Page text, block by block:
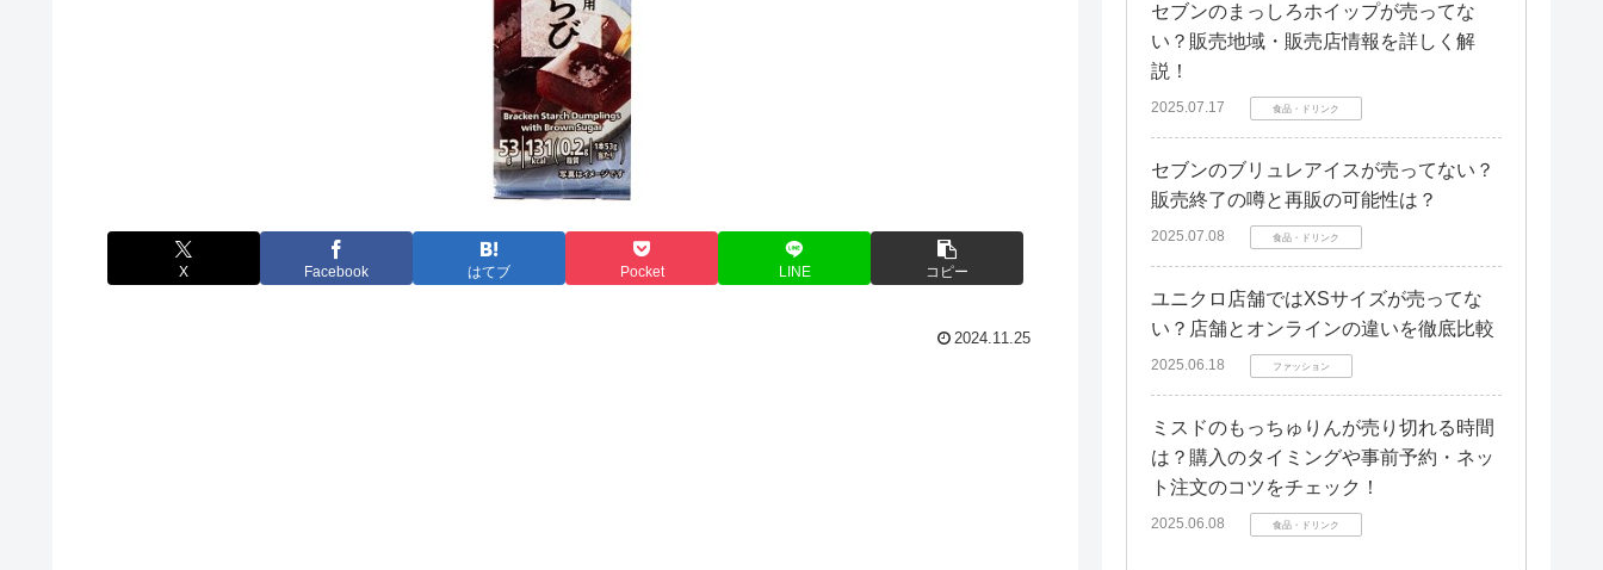
X Facebook はてブ Pocket LINE コピー
2024.11.25
セブンのまっしろホイップが売ってな
い？販売地域・販売店情報を詳しく解
説！
2025.07.17 食品・ドリンク
セブンのブリュレアイスが売ってない？
販売終了の噂と再販の可能性は？
2025.07.08 食品・ドリンク
ユニクロ店舗ではXSサイズが売ってな
い？店舗とオンラインの違いを徹底比較
2025.06.18 ファッション
ミスドのもっちゅりんが売り切れる時間
は？購入のタイミングや事前予約・ネッ
ト注文のコツをチェック！
2025.06.08 食品・ドリンク